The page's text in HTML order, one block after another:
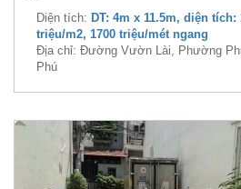
Diện tích: DT: 4m x 11.5m, diện
triệu/m2, 1700 triệu/mét ngang
Địa chỉ: Đường Vườn Lài, Phường
Phú